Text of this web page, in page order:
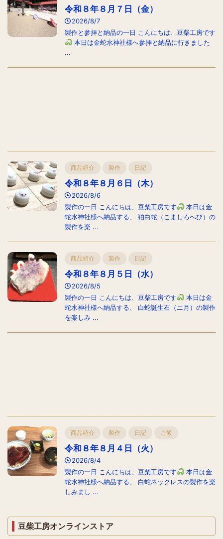
令和８年８月７日（金）
2026/8/7
製作と参拝と納品の一日 こんにちは、豆柴工房です
本日は金蛇水神社様へ参拝と納品に行きました
...
商品紹介 製作 日記
令和８年８月６日（木）
2026/8/6
製作の一日 こんにちは、豆柴工房です
本日は金
蛇水神社様へ納品する、 狛白蛇（こましろへび）の
製作を楽 ...
商品紹介 製作 日記
令和８年８月５日（水）
2026/8/5
製作の一日 こんにちは、豆柴工房です
本日は金
蛇水神社様へ納品する、 白蛇誕生石（ニ月）の製作
を楽しみ ...
商品紹介 製作 日記 ご飯
令和８年８月４日（火）
2026/8/4
製作の一日 こんにちは、豆柴工房です
本日は金
蛇水神社様へ納品する、 白蛇ネックレスの製作を楽
しみまし ...
豆柴工房オンラインストア